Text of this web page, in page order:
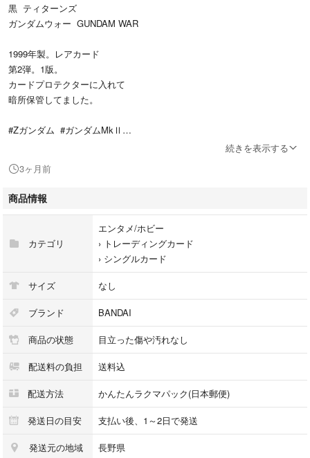
黒 ティターンズ
ガンダムウォー GUNDAM WAR
1999年製。レアカード
第2弾。1版。
カードプロテクターに入れて
暗所保管してました。
#Zガンダム #ガンダムMkⅡ
#ガンダムウォー #GUNDAMWAR
#ガンダム #トレーディングカード
続きを表示する
3ヶ月前
商品情報
カテゴリ
エンタメ/ホビー
› トレーディングカード
› シングルカード
サイズ なし
ブランド BANDAI
商品の状態 目立った傷や汚れなし
配送料の負担 送料込
配送方法 かんたんラクマパック(日本郵便)
発送日の目安 支払い後、1～2日で発送
発送元の地域 長野県